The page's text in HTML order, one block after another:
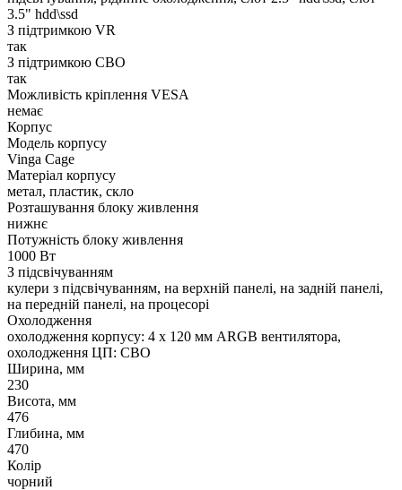
3.5" hdd\ssd
З підтримкою VR
так
З підтримкою СВО
так
Можливість кріплення VESA
немає
Корпус
Модель корпусу
Vinga Cage
Матеріал корпусу
метал, пластик, скло
Розташування блоку живлення
нижнє
Потужність блоку живлення
1000 Вт
З підсвічуванням
кулери з підсвічуванням, на верхній панелі, на задній панелі,
на передній панелі, на процесорі
Охолодження
охолодження корпусу: 4 x 120 мм ARGB вентилятора,
охолодження ЦП: СВО
Ширина, мм
230
Висота, мм
476
Глибина, мм
470
Колір
чорний